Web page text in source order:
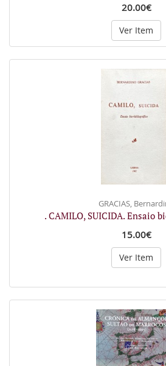
20.00€
Ver Item
GRACIAS,
. CAMILO, SUICIDA. Ensaio
15.00€
Ver Item